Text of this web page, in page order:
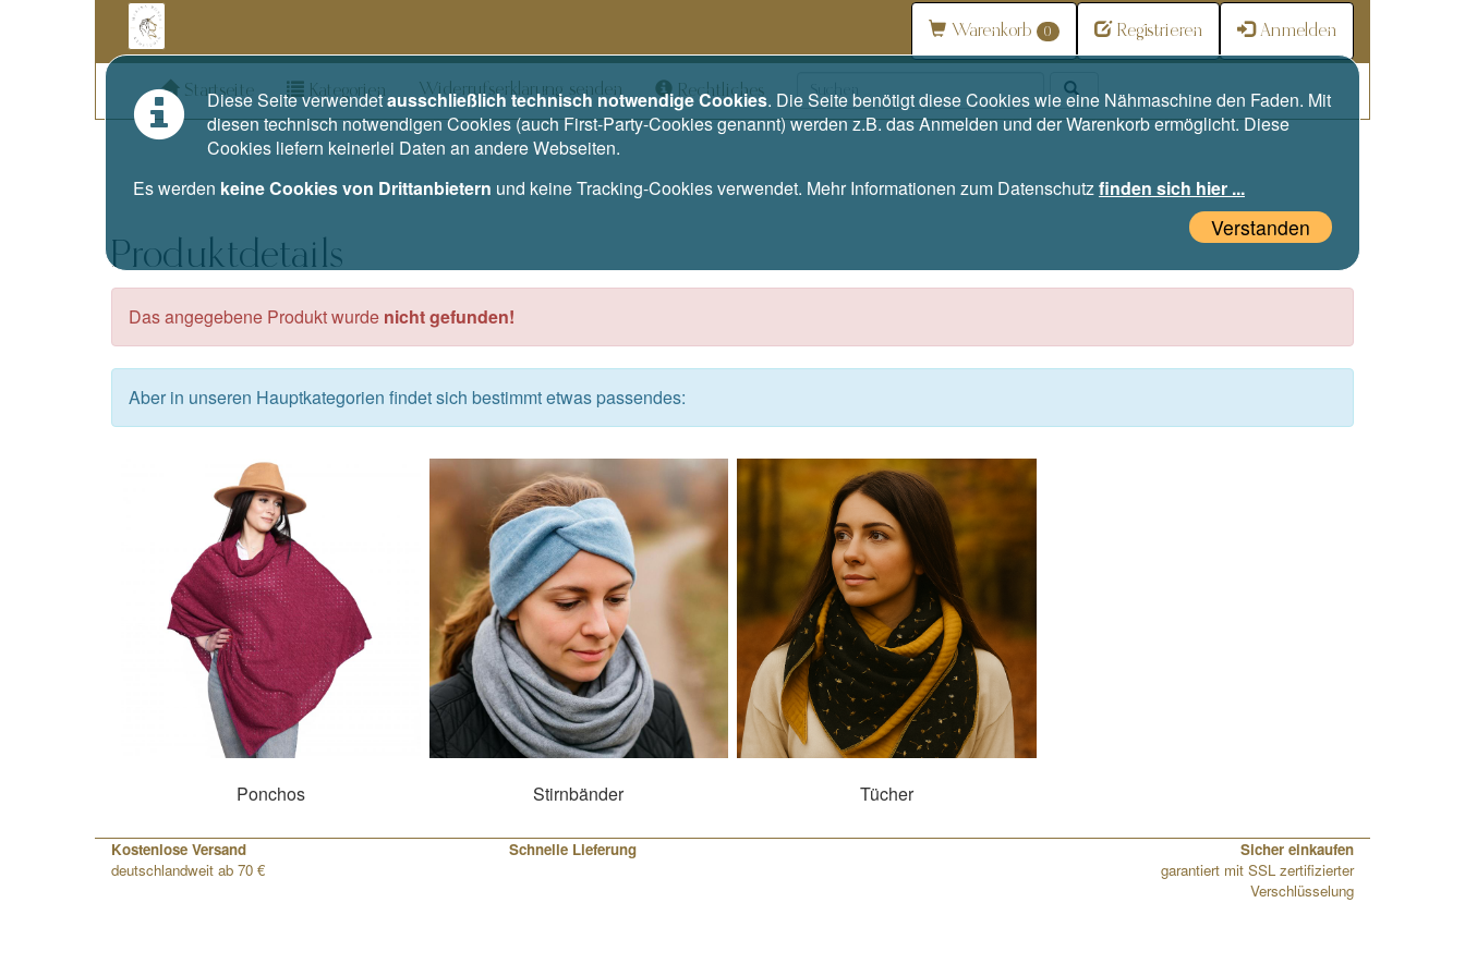
Warenkorb 0 Registrieren Anmelden
Startseite Kategorien Widerrufserklärung senden Rechtliches
Produktdetails
Das angegebene Produkt wurde nicht gefunden!
Aber in unseren Hauptkategorien findet sich bestimmt etwas passendes:
Ponchos Stirnbänder Tücher
Kostenlose Versand
deutschlandweit ab 70 €
Schnelle Lieferung
Sicher einkaufen
garantiert mit SSL zertifizierter
Verschlüsselung
Diese Seite verwendetausschließlich technisch notwendige Cookies. Die Seite benötigt diese Cookies wie eine Nähmaschine den Faden. Mit
diesen technisch notwendigen Cookies (auch First-Party-Cookies genannt) werden z.B. das Anmelden und der Warenkorb ermöglicht. Diese
Cookies liefern keinerlei Daten an andere Webseiten.
Es werden keine Cookies von Drittanbietern und keine Tracking-Cookies verwendet. Mehr Informationen zum Datenschutzfinden sich hier ...
Verstanden